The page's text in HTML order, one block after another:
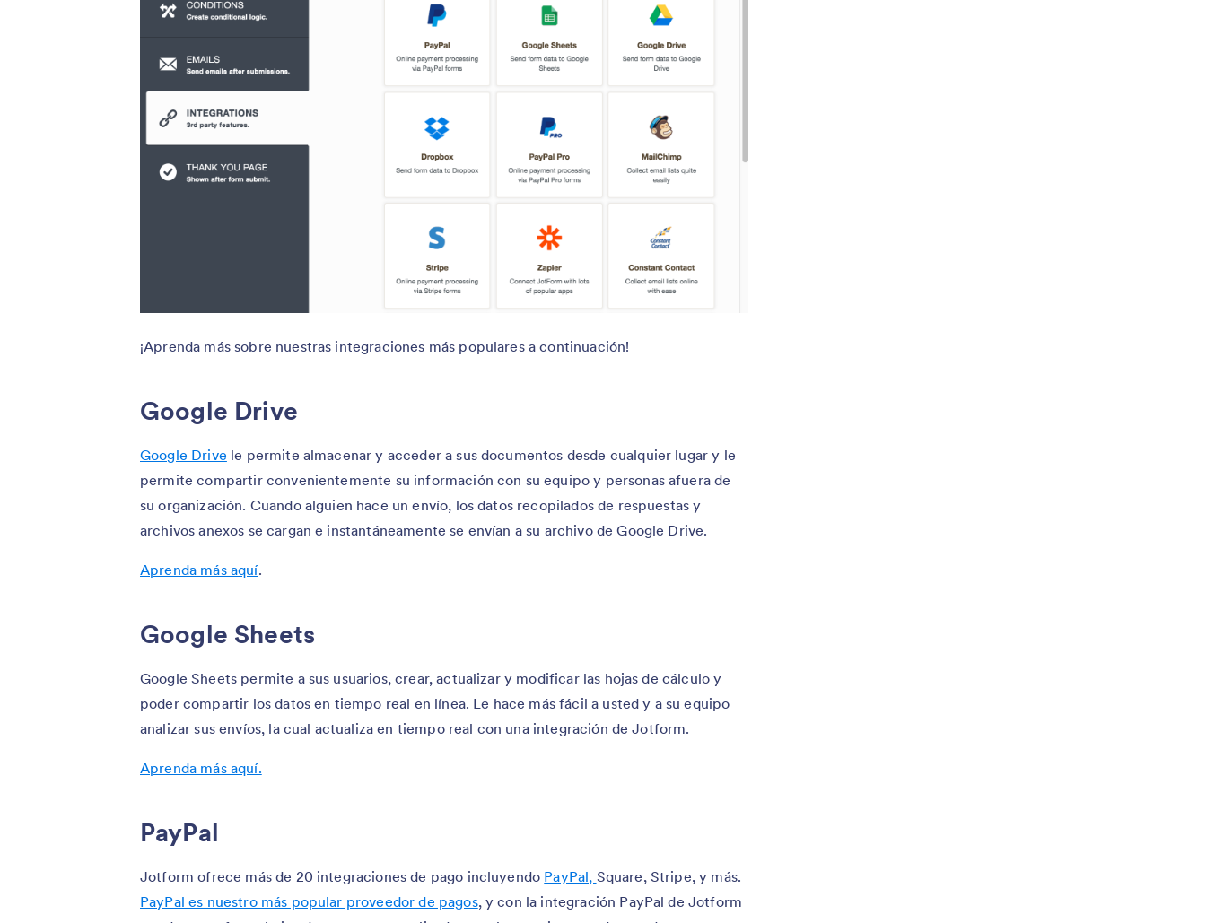
¡Aprenda más sobre nuestras integraciones más populares a continuación!
Google Drive
Google Drive le permite almacenar y acceder a sus documentos desde cualquier lugar y le
permite compartir convenientemente su información con su equipo y personas afuera de
su organización. Cuando alguien hace un envío, los datos recopilados de respuestas y
archivos anexos se cargan e instantáneamente se envían a su archivo de Google Drive.
Aprenda más aquí.
Google Sheets
Google Sheets permite a sus usuarios, crear, actualizar y modificar las hojas de cálculo y
poder compartir los datos en tiempo real en línea. Le hace más fácil a usted y a su equipo
analizar sus envíos, la cual actualiza en tiempo real con una integración de Jotform.
Aprenda más aquí.
PayPal
Jotform ofrece más de 20 integraciones de pago incluyendo PayPal, Square, Stripe, y más.
PayPal es nuestro más popular proveedor de pagos, y con la integración PayPal de Jotform